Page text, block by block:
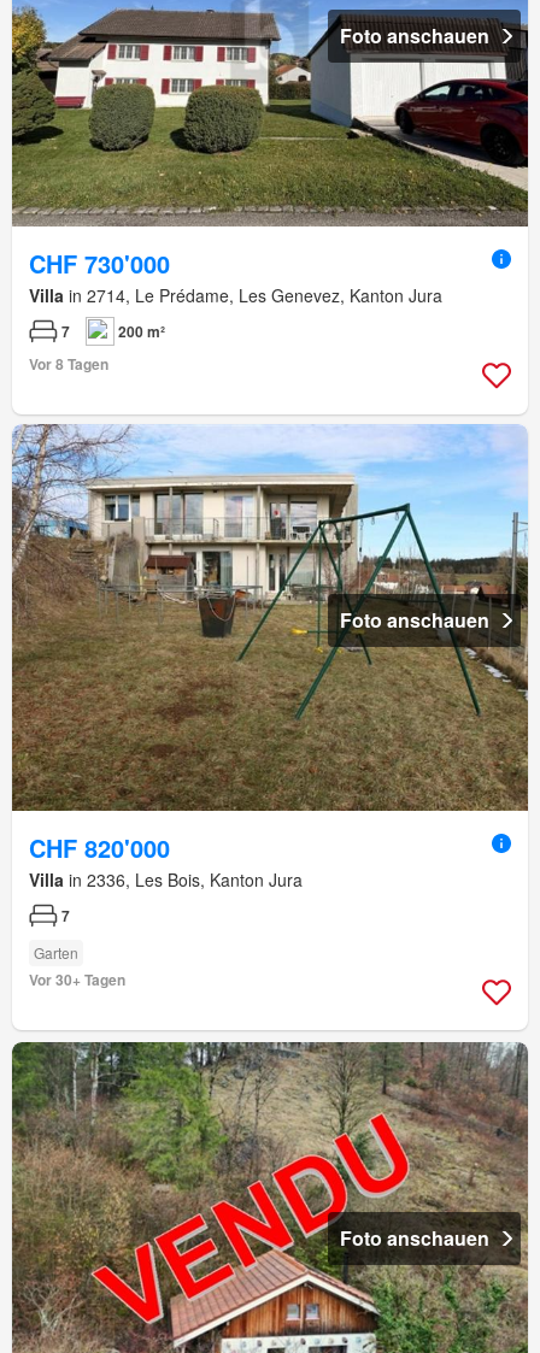
Foto anschauen
CHF 730'000
Villa in 2714, Le Prédame, Les Genevez, Kanton Jura
7
200 m²
Vor 8 Tagen
Foto anschauen
CHF 820'000
Villa in 2336, Les Bois, Kanton Jura
7
Garten
Vor 30+ Tagen
Foto anschauen